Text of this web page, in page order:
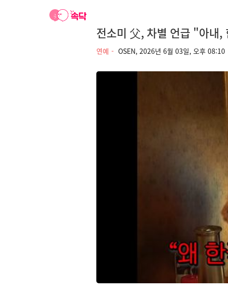
전소미 父, 차별 언급 "아내
연예 OSEN, 2026년 6월 03일, 오후 08:10